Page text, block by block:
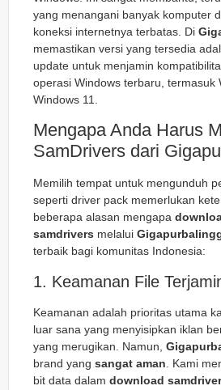
yang menangani banyak komputer
koneksi internetnya terbatas. Di
memastikan versi yang tersedia
update untuk menjamin
operasi Windows terbaru, termasuk
Windows 11.
Mengapa Anda Harus
SamDrivers dari
Memilih tempat untuk mengunduh
seperti driver pack memerlukan
beberapa alasan mengapa
samdrivers melalui
terbaik bagi komunitas Indonesia:
1. Keamanan File
Keamanan adalah prioritas utama
luar sana yang menyisipkan iklan
yang merugikan. Namun,
brand yang sangat aman . Kami
bit data dalam download